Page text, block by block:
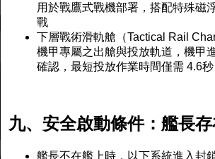
用於戰鷹式戰機部署，搭配特殊磁
戰
下層戰術滑軌艙（Tactical Rail
機甲專屬之出艙與投放軌道，機甲
確認，最短投放作業時間僅需 4.6秒
九、安全啟動條件：艦長
艦長不在艦上時，以下系統進入封